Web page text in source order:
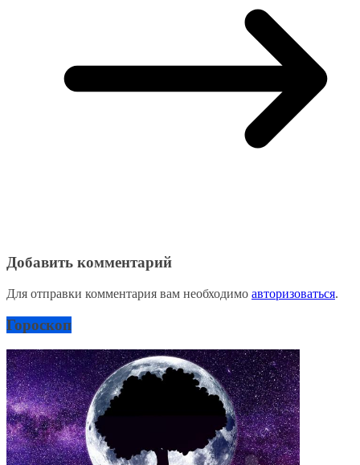
Добавить комментарий
Для отправки комментария вам необходимо авторизоваться.
Гороскоп